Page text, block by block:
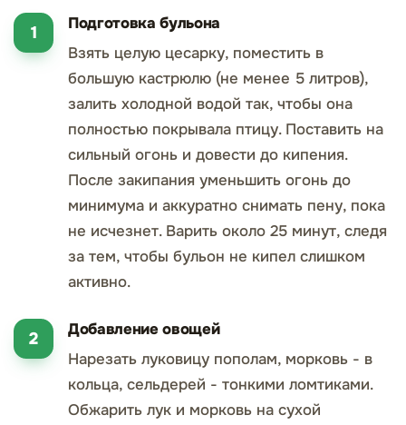
Подготовка бульона
Взять целую цесарку, поместить в
большую кастрюлю (не менее 5 литров),
залить холодной водой так, чтобы она
полностью покрывала птицу. Поставить на
сильный огонь и довести до кипения.
После закипания уменьшить огонь до
минимума и аккуратно снимать пену, пока
не исчезнет. Варить около 25 минут, следя
за тем, чтобы бульон не кипел слишком
активно.
Добавление овощей
Нарезать луковицу пополам, морковь - в
кольца, сельдерей - тонкими ломтиками.
Обжарить лук и морковь на сухой